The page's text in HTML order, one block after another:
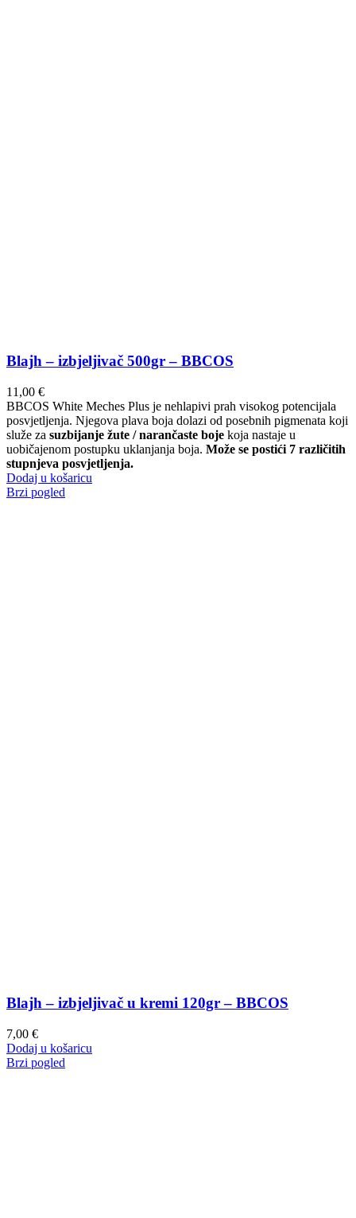
Blajh – izbjeljivač 500gr – BBCOS
11,00 €
BBCOS White Meches Plus je nehlapivi prah visokog potencijala
posvjetljenja. Njegova plava boja dolazi od posebnih pigmenata koji
služe za suzbijanje žute / narančaste boje koja nastaje u
uobičajenom postupku uklanjanja boja. Može se postići 7 različitih
stupnjeva posvjetljenja.
Dodaj u košaricu
Brzi pogled
Blajh – izbjeljivač u kremi 120gr – BBCOS
7,00 €
Dodaj u košaricu
Brzi pogled